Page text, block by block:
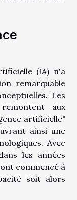
(IA) n'a
remarquable
Les
aux
artificielle"
ainsi une
Avec
les années
commencé à
soit alors